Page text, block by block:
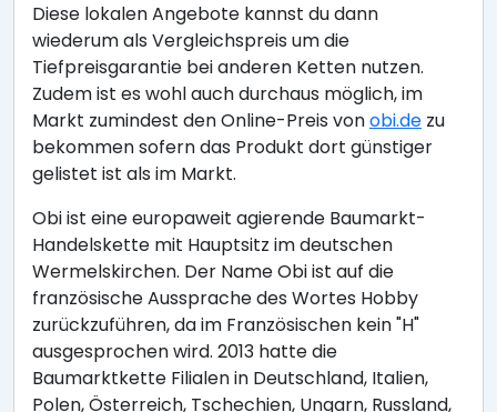
Diese lokalen Angebote kannst du dann
wiederum als Vergleichspreis um die
Tiefpreisgarantie bei anderen Ketten nutzen.
Zudem ist es wohl auch durchaus möglich, im
Markt zumindest den Online-Preis vonobi.de zu
bekommen sofern das Produkt dort günstiger
gelistet ist als im Markt.
Obi ist eine europaweit agierende Baumarkt-
Handelskette mit Hauptsitz im deutschen
Wermelskirchen. Der Name Obi ist auf die
französische Aussprache des Wortes Hobby
zurückzuführen, da im Französischen kein "H"
ausgesprochen wird. 2013 hatte die
Baumarktkette Filialen in Deutschland, Italien,
Polen, Österreich, Tschechien, Ungarn, Russland,